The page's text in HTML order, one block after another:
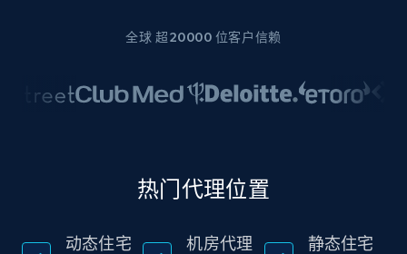
全球 超20000 位客户信赖
热门代理位置
动态住宅
机房代理
静态住宅